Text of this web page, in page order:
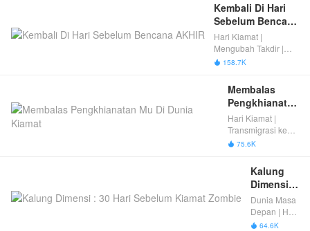
Kembali Di Hari
Sebelum Bencana
AKHIR
Hari Kiamat |
Mengubah Takdir |
Kelahiran kembali
dendam dan
Kelahiran Kembali |
Fantasi Wanita | Balas
Dendam | Tamat
 158.7K
Membalas
Pengkhianatan
Mu Di Dunia
Kiamat
Hari Kiamat |
Transmigrasi ke
Dalam Novel |
 75.6K
Kalung
Dimensi :
30 Hari
Sebelum
Kiamat
Dunia Masa
Depan | Hari
Kiamat |
 64.6K